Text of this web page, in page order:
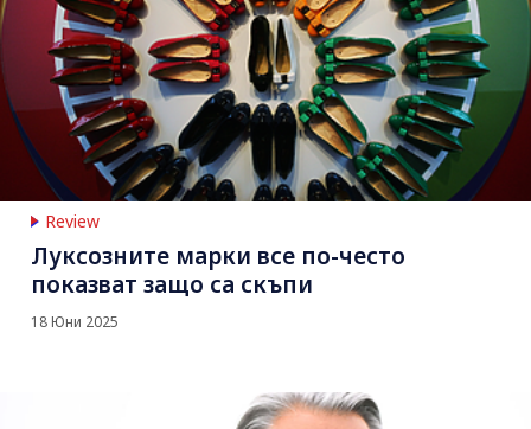
Review
Луксозните марки все по-често
показват защо са скъпи
18 Юни 2025